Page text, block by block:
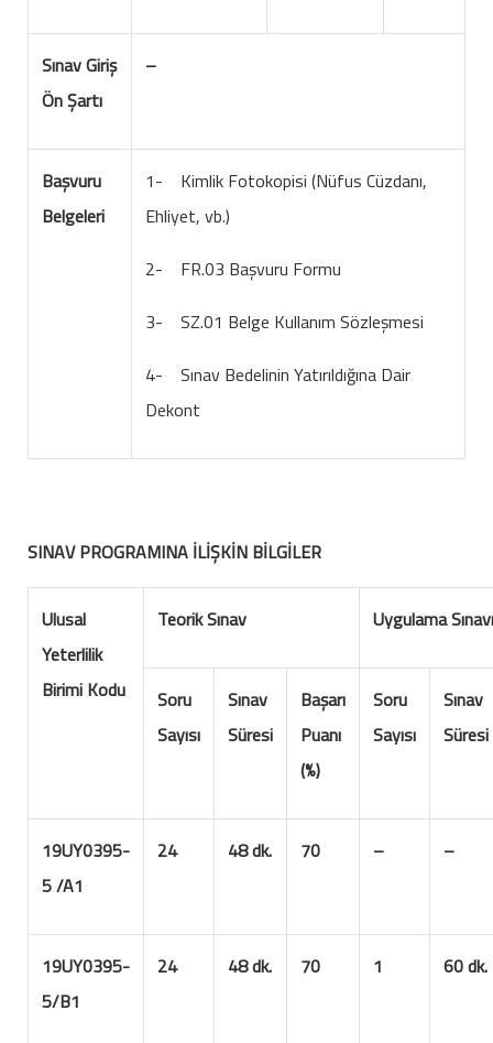
Sınav Giriş
Ön Şartı
–
Başvuru
Belgeleri
1- Kimlik Fotokopisi (Nüfus Cüzdanı,
Ehliyet, vb.)
2- FR.03 Başvuru Formu
3- SZ.01 Belge Kullanım Sözleşmesi
4- Sınav Bedelinin Yatırıldığına Dair
Dekont
SINAV PROGRAMINA İLİŞKİN BİLGİLER
Ulusal
Yeterlilik
Birimi Kodu
Teorik Sınav Uygulama Sınavı
Soru
Sayısı
Sınav
Süresi
Başarı
Puanı
(%)
Soru
Sayısı
Sınav
Süresi
19UY0395-
5 /A1
24 48 dk. 70 – –
19UY0395-
5/B1
24 48 dk. 70 1 60 dk.